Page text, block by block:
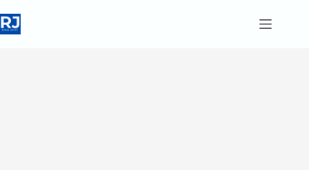
Inhalt
springen